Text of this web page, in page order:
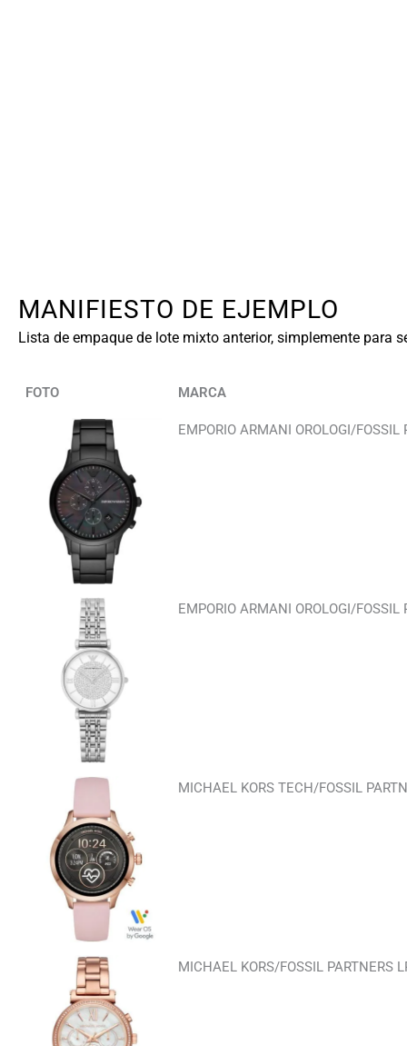
MANIFIESTO DE EJEMPLO
Lista de empaque de lote mixto anterior, simplemente para
FOTO MARCA
EMPORIO ARMANI OROLOGI/FOSSIL
EMPORIO ARMANI OROLOGI/FOSSIL
MICHAEL KORS TECH/FOSSIL
MICHAEL KORS/FOSSIL PARTNERS